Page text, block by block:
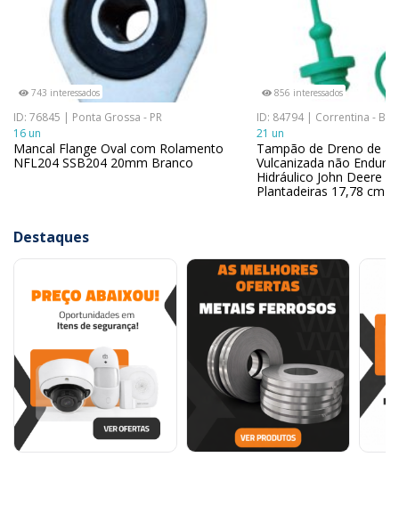
743 interessados
ID: 76845 | Ponta Grossa - PR
16 un
Mancal Flange Oval com Rolamento
NFL204 SSB204 20mm Branco
856 interessados
ID: 84794 | Correntina - BA
21 un
Tampão de Dreno de
Vulcanizada não
Hidráulico John Deere
Plantadeiras 17,78 cm
Destaques